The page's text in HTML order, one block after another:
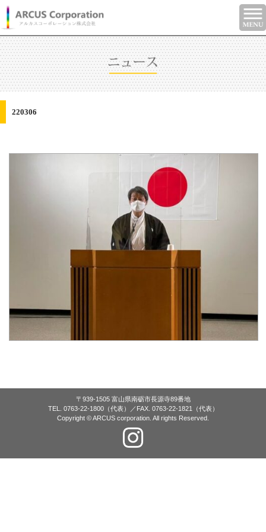
220306
〒939-1505 富山県南砺市長源寺89番地
TEL. 0763-22-1800（代表）／FAX. 0763-22-1821（代表）
Copyright © ARCUS corporation. All rights Reserved.